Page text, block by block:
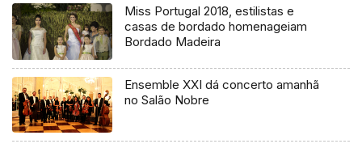
Miss Portugal 2018, estilistas e
casas de bordado homenageiam
Bordado Madeira
Ensemble XXI dá concerto amanhã
no Salão Nobre